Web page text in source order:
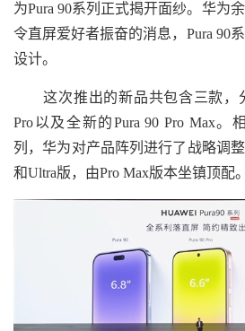
为Pura 90系列正式揭开面纱。华为
令直屏爱好者振奋的消息，Pura 90
设计。
这次推出的新品共包含三款，分
Pro以及全新的Pura 90 Pro Max。
列，华为对产品阵列进行了战略调
和Ultra版，由Pro Max版本坐镇顶配。